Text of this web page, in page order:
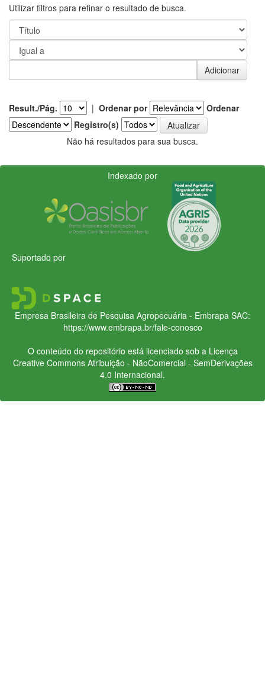
Utilizar filtros para refinar o resultado de busca.
Result./Pág. | Ordenar por
Ordenar
Registro(s)
Não há resultados para sua busca.
Indexado por
Suportado por
Empresa Brasileira de Pesquisa Agropecuária - Embrapa SAC:
https://www.embrapa.br/fale-conosco
O conteúdo do repositório está licenciado sob a Licença
Creative CommonsAtribuição - NãoComercial - SemDerivações
4.0 Internacional.